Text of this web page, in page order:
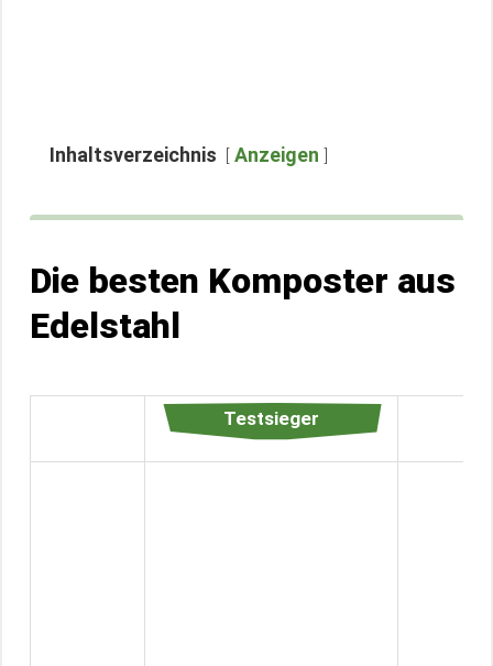
Inhaltsverzeichnis Anzeigen
Die besten Komposter aus
Edelstahl
Testsieger